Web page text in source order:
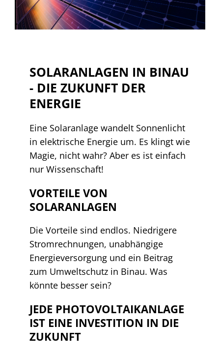
SOLARANLAGEN IN BINAU
- DIE ZUKUNFT DER
ENERGIE
Eine Solaranlage wandelt Sonnenlicht
in elektrische Energie um. Es klingt wie
Magie, nicht wahr? Aber es ist einfach
nur Wissenschaft!
VORTEILE VON
SOLARANLAGEN
Die Vorteile sind endlos. Niedrigere
Stromrechnungen, unabhängige
Energieversorgung und ein Beitrag
zum Umweltschutz in Binau. Was
könnte besser sein?
JEDE PHOTOVOLTAIKANLAGE
IST EINE INVESTITION IN DIE
ZUKUNFT